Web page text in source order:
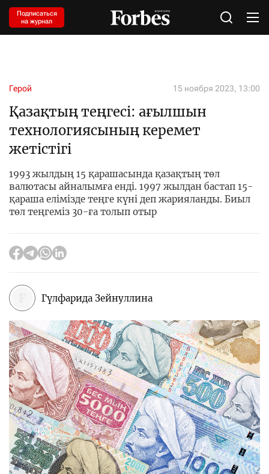
Подписаться
на журнал
Герой 15 ноября 2023, 13:00
Қазақтың теңгесі: ағылшын
технологиясының керемет
жетістігі
1993 жылдың 15 қарашасында қазақтың төл
валютасы айналымға енді. 1997 жылдан бастап 15-
қараша елімізде теңге күні деп жарияланды. Биыл
төл теңгеміз 30-ға толып отыр
Гүлфарида Зейнуллина